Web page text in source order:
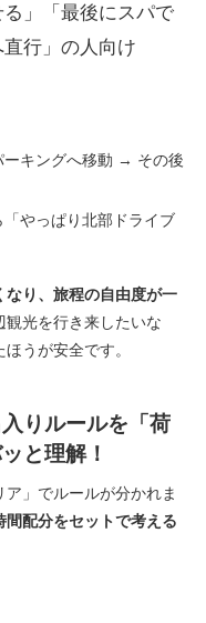
る」「最後にスパで
行」の人向け
ーキングへ移動 → その後
やっぱり北部ドライブ
り、旅程の自由度が一
光を行き来したいな
うが安全です。
りルールを「荷
と理解！
」でルールが分かれま
間配分をセットで考える